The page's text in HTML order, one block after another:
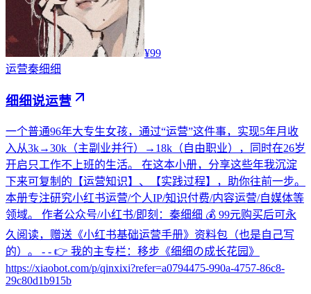
¥99
运营秦细细
细细说运营
一个普通96年大专生女孩，通过“运营”这件事，实现5年月收
入从3k→30k（主副业并行）→18k（自由职业），同时在26岁
开启只工作不上班的生活。 在这本小册，分享这些年我沉淀
下来可复制的【运营知识】、【实践过程】，助你往前一步。
本册专注研究小红书运营/个人IP/知识付费/内容运营/自媒体等
领域。 作者公众号/小红书/即刻：秦细细 💰 99元购买后可永
久阅读，赠送《小红书基础运营手册》资料包（也是自己写
的）。 - - 👉 我的主专栏：移步《细细の成长花园》
https://xiaobot.com/p/qinxixi?refer=a0794475-990a-4757-86c8-
29c80d1b915b